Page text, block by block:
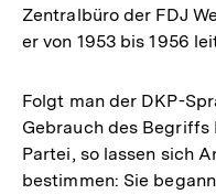
Zentralbüro der FDJ
er von 1953 bis 1956
Folgt man der DKP-
Gebrauch des Begriffs
Partei, so lassen sich
bestimmen: Sie